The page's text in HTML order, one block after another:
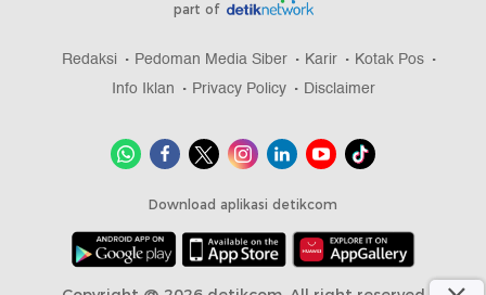
part of
Redaksi Pedoman Media Siber Karir
Kotak Pos
Info Iklan
Privacy Policy Disclaimer
Download aplikasi detikcom